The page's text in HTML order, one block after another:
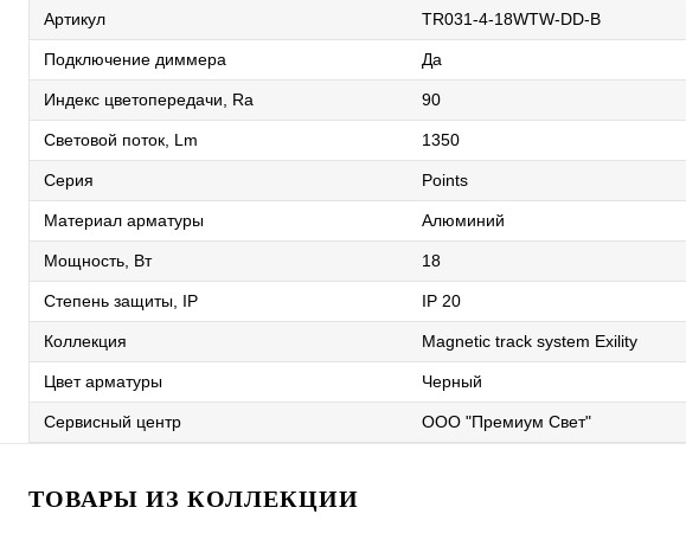
Артикул TR031-4-18WTW-DD-B
Подключение диммера Да
Индекс цветопередачи, Ra 90
Световой поток, Lm 1350
Серия Points
Материал арматуры Алюминий
Мощность, Вт 18
Степень защиты, IP IP 20
Коллекция Magnetic track system Exility
Цвет арматуры Черный
Сервисный центр ООО "Премиум Свет"
ТОВАРЫ ИЗ КОЛЛЕКЦИИ